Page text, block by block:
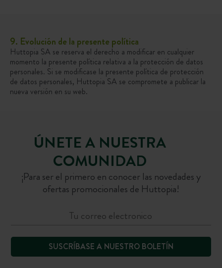
9. Evolución de la presente política
Huttopia SA se reserva el derecho a modificar en cualquier
momento la presente política relativa a la protección de datos
personales. Si se modificase la presente política de protección
de datos personales, Huttopia SA se compromete a publicar la
nueva versión en su web.
ÚNETE A NUESTRA
COMUNIDAD
¡Para ser el primero en conocer las novedades y
ofertas promocionales de Huttopia!
SUSCRÍBASE A NUESTRO BOLETÍN